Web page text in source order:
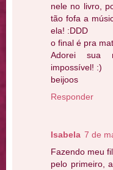
nele no livro,
tão fofa a
ela! :DDD
o final é pra
Adorei sua
impossível! :)
beijoos
Responder
Isabela 7 de
Fazendo meu
pelo primeiro,